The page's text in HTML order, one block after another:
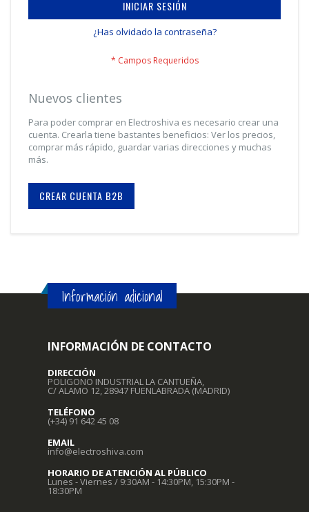
INICIAR SESIÓN
¿Has olvidado la contraseña?
Nuevos clientes
Para poder comprar en Electroshiva es necesario crear una
cuenta. Crearla tiene bastantes beneficios: Ver los precios,
comprar más rápido, guardar varias direcciones y muchas
más.
CREAR CUENTA B2B
Información adicional
INFORMACIÓN DE CONTACTO
DIRECCIÓN
POLIGONO INDUSTRIAL LA CANTUEÑA,
C/ ALAMO 12, 28947 FUENLABRADA (MADRID)
TELÉFONO
(+34) 91 642 45 08
EMAIL
info@electroshiva.com
HORARIO DE ATENCIÓN AL PÚBLICO
Lunes - Viernes / 9:30AM - 14:30PM, 15:30PM -
18:30PM